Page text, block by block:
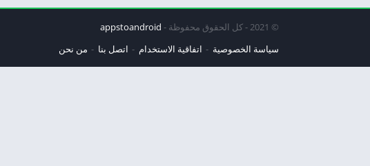
© 2021 - كل الحقوق محفوظة -
appstoandroid
سياسة الخصوصية
اتفاقية الاستخدام اتصل بنا من نحن